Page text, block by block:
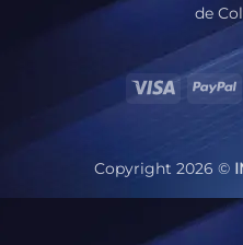
de
Visa
Copyright 2026 ©